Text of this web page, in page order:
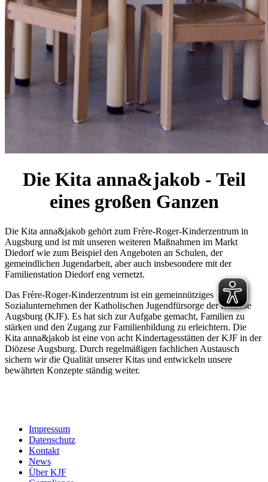
Die Kita anna&jakob - Teil
eines großen Ganzen
Die Kita anna&jakob gehört zum Frère-Roger-Kinderzentrum in
Augsburg und ist mit unseren weiteren Maßnahmen im Markt
Diedorf wie zum Beispiel den Angeboten an Schulen, der
gemeindlichen Jugendarbeit, aber auch insbesondere mit der
Familienstation Diedorf eng vernetzt.
Das Frère-Roger-Kinderzentrum ist ein gemeinnütziges
Sozialunternehmen der Katholischen Jugendfürsorge der Diözese
Augsburg (KJF). Es hat sich zur Aufgabe gemacht, Familien zu
stärken und den Zugang zur Familienbildung zu erleichtern. Die
Kita anna&jakob ist eine von acht Kindertagesstätten der KJF in der
Diözese Augsburg. Durch regelmäßigen fachlichen Austausch
sichern wir die Qualität unserer Kitas und entwickeln unsere
bewährten Konzepte ständig weiter.
Impressum
Datenschutz
Kontakt
News
Über KJF